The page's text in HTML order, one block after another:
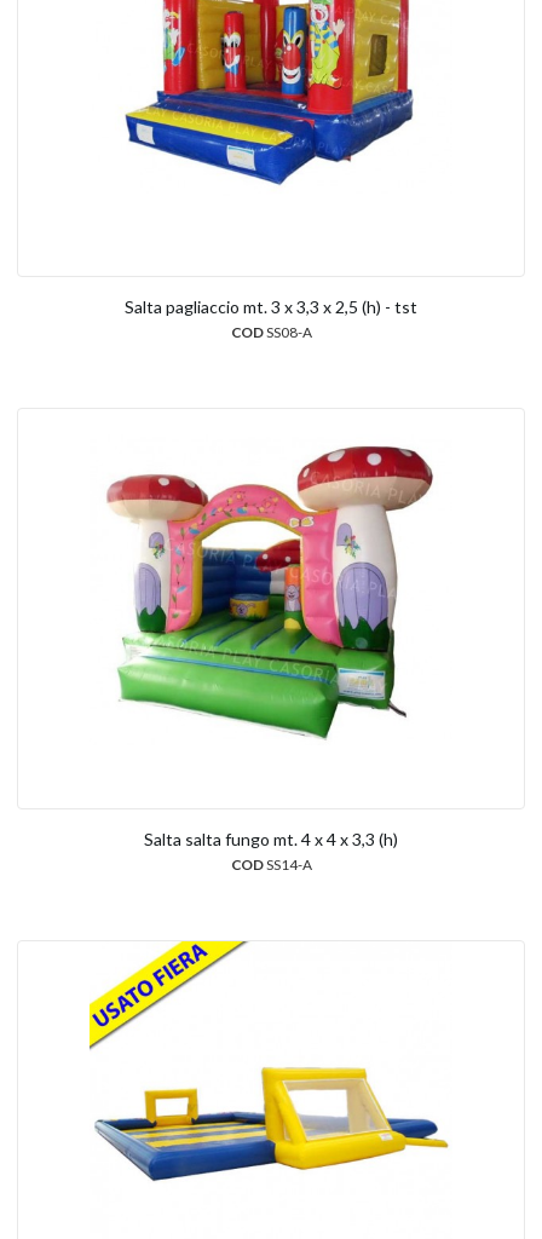
Salta pagliaccio mt. 3 x 3,3 x 2,5 (h) - tst
CODSS08-A
Salta salta fungo mt. 4 x 4 x 3,3 (h)
CODSS14-A